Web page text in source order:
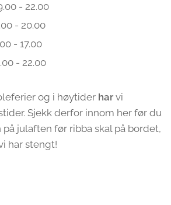
- 22.00
- 20.00
- 17.00
- 22.00
og i høytider har vi
Sjekk derfor innom her før du
julaften før ribba skal på bordet,
har stengt!